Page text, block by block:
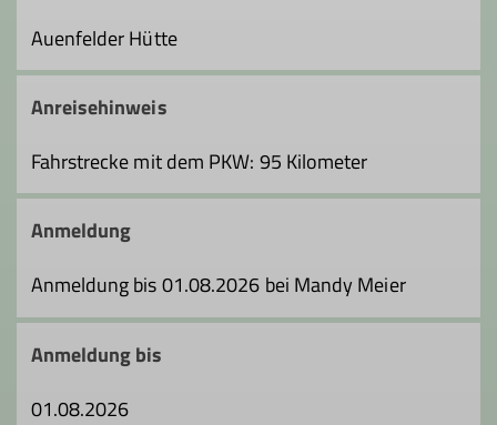
Auenfelder Hütte
Anreisehinweis
Fahrstrecke mit dem PKW: 95 Kilometer
Anmeldung
Anmeldung bis 01.08.2026 bei Mandy Meier
Anmeldung bis
01.08.2026